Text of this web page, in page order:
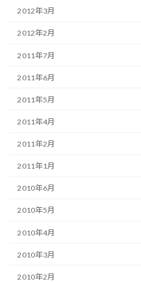
2012年3月
2012年2月
2011年7月
2011年6月
2011年5月
2011年4月
2011年2月
2011年1月
2010年6月
2010年5月
2010年4月
2010年3月
2010年2月